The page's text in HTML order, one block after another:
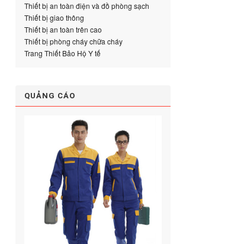
Thiết bị an toàn điện và đồ phòng sạch
Thiết bị giao thông
Thiết bị an toàn trên cao
Thiết bị phòng cháy chữa cháy
Trang Thiết Bảo Hộ Y tế
QUẢNG CÁO